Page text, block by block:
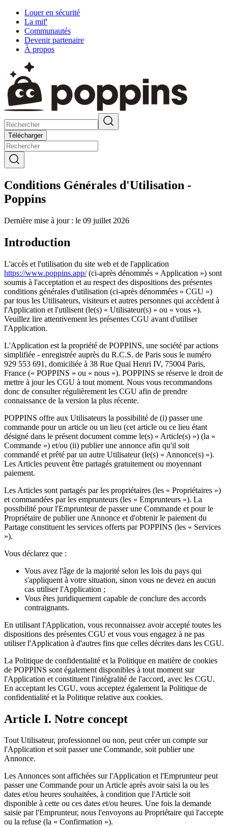
Louer en sécurité
La mif'
Communautés
Devenir partenaire
À propos
Télécharger
Conditions Générales d'Utilisation -
Poppins
Dernière mise à jour : le 09 juillet 2026
Introduction
L'accès et l'utilisation du site web et de l'application
https://www.poppins.app/ (ci-après dénommés « Application ») sont
soumis à l'acceptation et au respect des dispositions des présentes
conditions générales d'utilisation (ci-après dénommées « CGU »)
par tous les Utilisateurs, visiteurs et autres personnes qui accèdent à
l'Application et l'utilisent (le(s) « Utilisateur(s) » ou « vous »).
Veuillez lire attentivement les présentes CGU avant d'utiliser
l'Application.
L'Application est la propriété de POPPINS, une société par actions
simplifiée - enregistrée auprès du R.C.S. de Paris sous le numéro
929 553 691, domiciliée à 38 Rue Quai Henri IV, 75004 Paris,
France (« POPPINS » ou « nous »). POPPINS se réserve le droit de
mettre à jour les CGU à tout moment. Nous vous recommandons
donc de consulter régulièrement les CGU afin de prendre
connaissance de la version la plus récente.
POPPINS offre aux Utilisateurs la possibilité de (i) passer une
commande pour un article ou un lieu (cet article ou ce lieu étant
désigné dans le présent document comme le(s) « Article(s) ») (la «
Commande ») et/ou (ii) publier une annonce afin qu'il soit
commandé et prêté par un autre Utilisateur (le(s) « Annonce(s) »).
Les Articles peuvent être partagés gratuitement ou moyennant
paiement.
Les Articles sont partagés par les propriétaires (les « Propriétaires »)
et commandées par les emprunteurs (les « Emprunteurs »). La
possibilité pour l'Emprunteur de passer une Commande et pour le
Propriétaire de publier une Annonce et d'obtenir le paiement du
Partage constituent les services offerts par POPPINS (les « Services
»).
Vous déclarez que :
Vous avez l'âge de la majorité selon les lois du pays qui
s'appliquent à votre situation, sinon vous ne devez en aucun
cas utiliser l'Application ;
Vous êtes juridiquement capable de conclure des accords
contraignants.
En utilisant l'Application, vous reconnaissez avoir accepté toutes les
dispositions des présentes CGU et vous vous engagez à ne pas
utiliser l'Application à d'autres fins que celles décrites dans les CGU.
La Politique de confidentialité et la Politique en matière de cookies
de POPPINS sont également disponibles à tout moment sur
l'Application et constituent l'intégralité de l'accord, avec les CGU.
En acceptant les CGU, vous acceptez également la Politique de
confidentialité et la Politique relative aux cookies.
Article I. Notre concept
Tout Utilisateur, professionnel ou non, peut créer un compte sur
l'Application et soit passer une Commande, soit publier une
Annonce.
Les Annonces sont affichées sur l'Application et l'Emprunteur peut
passer une Commande pour un Article après avoir saisi la ou les
dates et/ou heures souhaitées, à condition que l'Article soit
disponible à cette ou ces dates et/ou heures. Une fois la demande
saisie par l'Emprunteur, nous l'envoyons au Propriétaire qui l'accepte
ou la refuse (la « Confirmation »).